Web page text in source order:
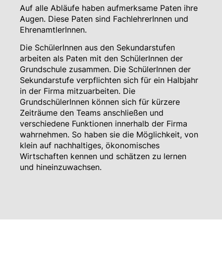
Auf alle Abläufe haben aufmerksame Paten ihre
Augen. Diese Paten sind FachlehrerInnen und
EhrenamtlerInnen.
Die SchülerInnen aus den Sekundarstufen
arbeiten als Paten mit den SchülerInnen der
Grundschule zusammen. Die SchülerInnen der
Sekundarstufe verpflichten sich für ein Halbjahr
in der Firma mitzuarbeiten. Die
GrundschülerInnen können sich für kürzere
Zeiträume den Teams anschließen und
verschiedene Funktionen innerhalb der Firma
wahrnehmen. So haben sie die Möglichkeit, von
klein auf nachhaltiges, ökonomisches
Wirtschaften kennen und schätzen zu lernen
und hineinzuwachsen.